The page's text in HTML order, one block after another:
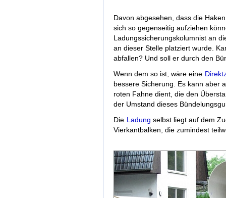
Davon abgesehen, dass die
sich so gegenseitig aufziehen
Ladungssicherungskolumnist an
an dieser Stelle platziert wurde.
abfallen? Und soll er durch den
Wenn dem so ist, wäre eine
bessere Sicherung. Es kann aber
roten Fahne dient, die den
der Umstand dieses
Die Ladung selbst liegt auf dem
Vierkantbalken, die zumindest